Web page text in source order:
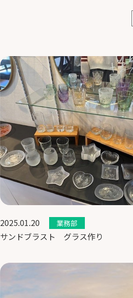
2025.01.20 業務部
サンドブラスト グラス作り